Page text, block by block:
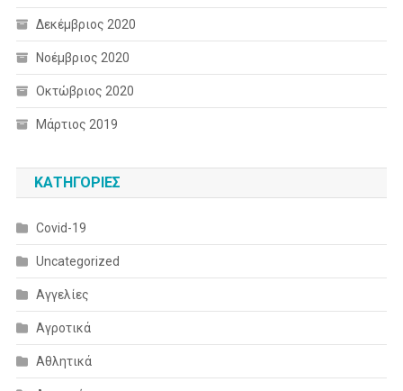
Δεκέμβριος 2020
Νοέμβριος 2020
Οκτώβριος 2020
Μάρτιος 2019
KΑΤΗΓΟΡΊΕΣ
Covid-19
Uncategorized
Αγγελίες
Αγροτικά
Αθλητικά